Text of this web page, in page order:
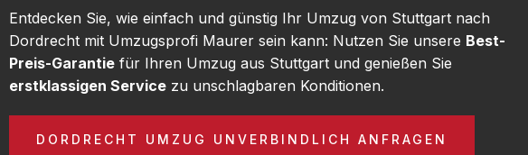
Entdecken Sie, wie einfach und günstig Ihr Umzug von Stuttgart nach
Dordrecht mit Umzugsprofi Maurer sein kann: Nutzen Sie unsere Best-
Preis-Garantie für Ihren Umzug aus Stuttgart und genießen Sie
erstklassigen Service zu unschlagbaren Konditionen.
DORDRECHT UMZUG UNVERBINDLICH ANFRAGEN